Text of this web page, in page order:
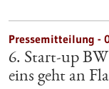
Pressemitteilung -
6. Start-up
eins geht an